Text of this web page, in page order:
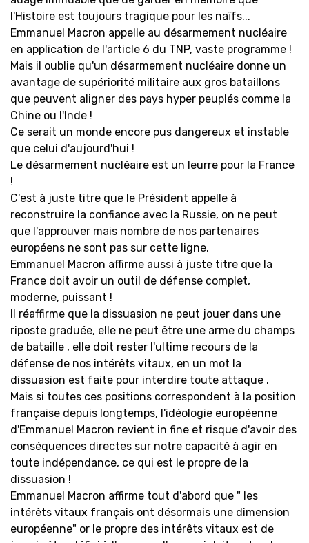
l'Histoire est toujours tragique pour les naïfs...
Emmanuel Macron appelle au désarmement nucléaire
en application de l'article 6 du TNP, vaste programme !
Mais il oublie qu'un désarmement nucléaire donne un
avantage de supériorité militaire aux gros bataillons
que peuvent aligner des pays hyper peuplés comme la
Chine ou l'Inde !
Ce serait un monde encore pus dangereux et instable
que celui d'aujourd'hui !
Le désarmement nucléaire est un leurre pour la France
!
C'est à juste titre que le Président appelle à
reconstruire la confiance avec la Russie, on ne peut
que l'approuver mais nombre de nos partenaires
européens ne sont pas sur cette ligne.
Emmanuel Macron affirme aussi à juste titre que la
France doit avoir un outil de défense complet,
moderne, puissant !
Il réaffirme que la dissuasion ne peut jouer dans une
riposte graduée, elle ne peut être une arme du champs
de bataille , elle doit rester l'ultime recours de la
défense de nos intérêts vitaux, en un mot la
dissuasion est faite pour interdire toute attaque .
Mais si toutes ces positions correspondent à la position
française depuis longtemps, l'idéologie européenne
d'Emmanuel Macron revient in fine et risque d'avoir des
conséquences directes sur notre capacité à agir en
toute indépendance, ce qui est le propre de la
dissuasion !
Emmanuel Macron affirme tout d'abord que " les
intérêts vitaux français ont désormais une dimension
européenne" or le propre des intérêts vitaux est de